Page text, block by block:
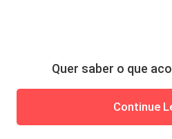
Quer saber o que
Continue